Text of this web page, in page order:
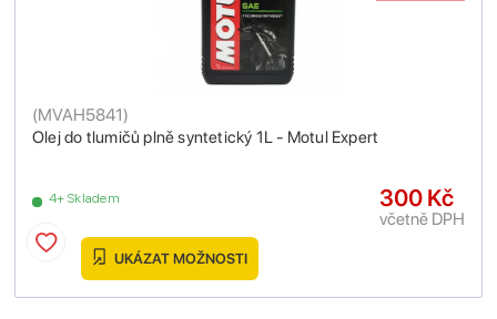
Olej do tlumičů plně syntetický 1L - Motul Expert
(MVAH5841)
4+ Skladem 300 Kč
včetně DPH
UKÁZAT MOŽNOSTI